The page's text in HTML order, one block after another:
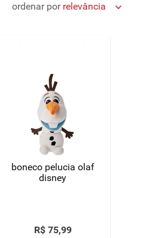
ordenar por relevância
boneco pelucia olaf
disney
R$ 75,99